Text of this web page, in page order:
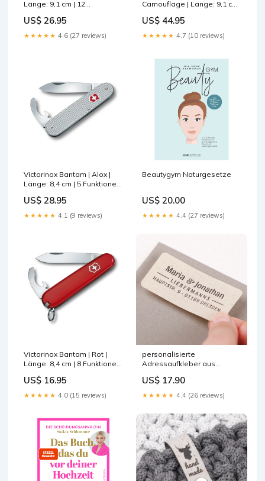
Länge: 9,1 cm | 12
BAVARIA
US$ 26.95
★★★★★ 4.6 (27 reviews)
Camouflage | Länge: 9,1 cm
US$ 44.95
★★★★★ 4.7 (10 reviews)
Victorinox Bantam | Alox |
Länge: 8,4 cm | 5 Funktionen
US$ 28.95
★★★★★ 4.1 (9 reviews)
Beautygym Naturgesetze
US$ 20.00
★★★★★ 4.4 (27 reviews)
Victorinox Bantam | Rot |
Länge: 8,4 cm | 8 Funktionen
US$ 16.95
★★★★★ 4.0 (15 reviews)
personalisierte
Adressaufkleber aus
Bögen (135 Stück)
US$ 17.90
★★★★★ 4.4 (26 reviews)